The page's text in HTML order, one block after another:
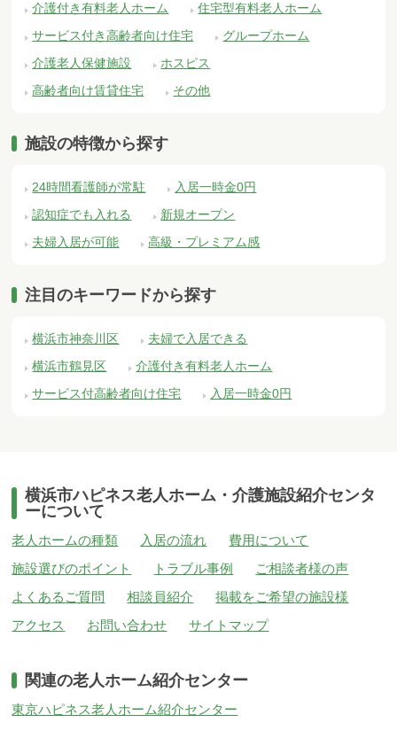
介護付き有料老人ホーム
住宅型有料老人ホーム
サービス付き高齢者向け住宅
グループホーム
介護老人保健施設
ホスピス
高齢者向け賃貸住宅
その他
施設の特徴から探す
24時間看護師が常駐
入居一時金0円
認知症でも入れる
新規オープン
夫婦入居が可能
高級・プレミアム感
注目のキーワードから探す
横浜市神奈川区
夫婦で入居できる
横浜市鶴見区
介護付き有料老人ホーム
サービス付高齢者向け住宅
入居一時金0円
横浜市ハピネス老人ホーム・介護施設紹介センタ
ーについて
老人ホームの種類 入居の流れ
費用について
施設選びのポイント
トラブル事例
ご相談者様の声
よくあるご質問
相談員紹介
掲載をご希望の施設様
アクセス
お問い合わせ サイトマップ
関連の老人ホーム紹介センター
東京ハピネス老人ホーム紹介センター